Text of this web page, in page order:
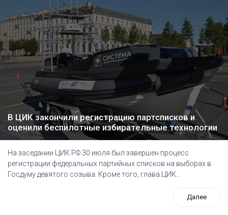
В ЦИК закончили регистрацию партсписков и
оценили беспилотные избирательные технологии
На заседании ЦИК РФ 30 июля был завершен процесс
регистрации федеральных партийных списков на выборах в
Госдуму девятого созыва. Кроме того, глава ЦИК...
Далее